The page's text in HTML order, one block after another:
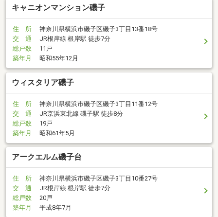
キャニオンマンション磯子
住 所
神奈川県横浜市磯子区磯子3丁目13番18号
交 通
JR根岸線 根岸駅 徒歩7分
総戸数
11戸
築年月
昭和55年12月
ウィスタリア磯子
住 所
神奈川県横浜市磯子区磯子3丁目11番12号
交 通
JR京浜東北線 磯子駅 徒歩8分
総戸数
19戸
築年月
昭和61年5月
アークエルム磯子台
住 所
神奈川県横浜市磯子区磯子3丁目10番27号
交 通
JR根岸線 根岸駅 徒歩7分
総戸数
20戸
築年月
平成8年7月